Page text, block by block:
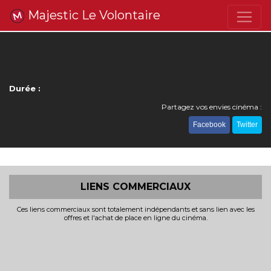
Majestic Le Volontaire
Durée :
Partagez vos envies cinéma :
Facebook Twitter
LIENS COMMERCIAUX
Ces liens commerciaux sont totalement indépendants et sans lien avec les
offres et l'achat de place en ligne du cinéma.